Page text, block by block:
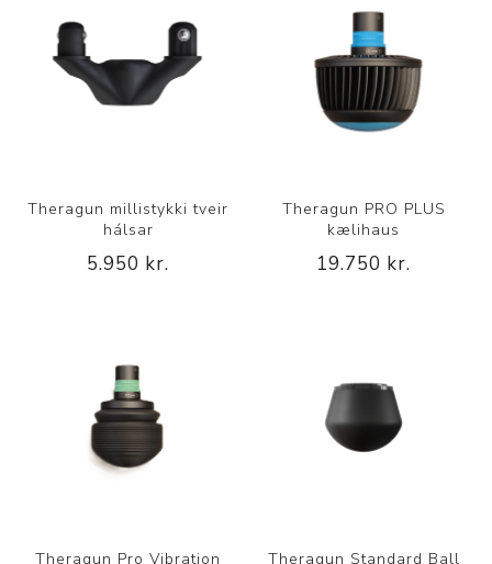
Theragun millistykki tveir
hálsar
5.950 kr.
Theragun PRO PLUS
kælihaus
19.750 kr.
Theragun Pro Vibration
Theragun Standard Ball